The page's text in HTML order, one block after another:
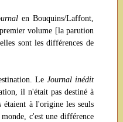
en Bouquins/Laffont,
volume [la parution
sont les différences de
Le Journal inédit
il n'était pas destiné à
étaient à l'origine les seuls
c'est une différence